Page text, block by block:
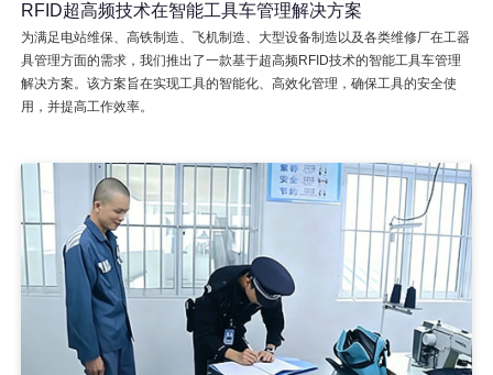
RFID超高频技术在智能工具车管理解决方案
为满足电站维保、高铁制造、飞机制造、大型设备制造以及各类维修厂在工器
具管理方面的需求，我们推出了一款基于超高频RFID技术的智能工具车管理
解决方案。该方案旨在实现工具的智能化、高效化管理，确保工具的安全使
用，并提高工作效率。